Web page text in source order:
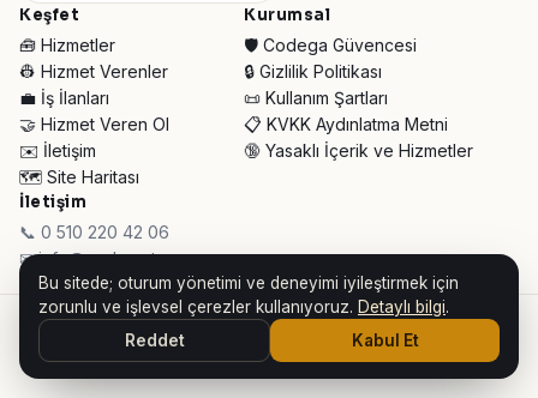
Keşfet
🧰 Hizmetler
👷 Hizmet Verenler
💼 İş İlanları
🤝 Hizmet Veren Ol
✉️ İletişim
🗺️ Site Haritası
Kurumsal
🛡️ Codega Güvencesi
🔒 Gizlilik Politikası
📜 Kullanım Şartları
📋 KVKK Aydınlatma Metni
🔞 Yasaklı İçerik ve Hizmetler
İletişim
📞 0 510 220 42 06
✉ info@codega.tr
© 2026 Codega Hizmet Pazaryeri ·
AKSOY GROUP iştirakidir
👥 Toplam Ziyaretçi: 33.906 · Bugün:258
Bu sitede; oturum yönetimi ve deneyimi iyileştirmek için
zorunlu ve işlevsel çerezler kullanıyoruz. Detaylı bilgi.
Reddet
Kabul Et